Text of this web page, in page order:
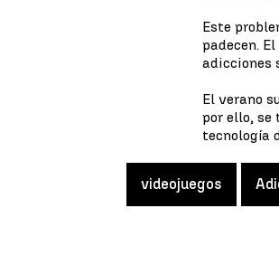
Este
padecen.
adicciones
El verano
por ello, se
tecnología
videojuegos